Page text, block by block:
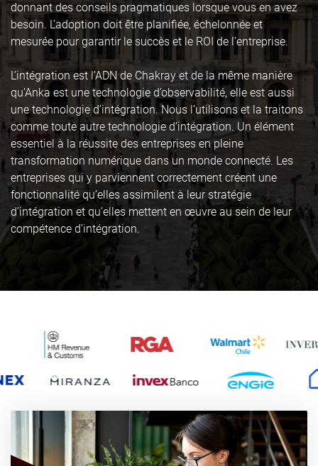
donnant des conseils pragmatiques lorsque vous en avez
besoin. L’adoption doit être planifiée, échelonnée et
mesurée pour garantir le succès et le ROI de l’entreprise.
L’intégration est l’ADN de Chakray et de la même manière
qu’Anka est une technologie d’observabilité, elle est aussi
une technologie d’intégration. Nous l’utilisons et la traitons
comme toute autre technologie d’intégration. Un élément
essentiel à la réussite des entreprises en pleine
transformation numérique dans un monde connecté. Les
entreprises qui y parviennent correctement créent une
fonctionnalité qu’elles assimilent à leur stratégie
d’intégration et qu’elles mettent en œuvre au sein de leur
compétence d’intégration.